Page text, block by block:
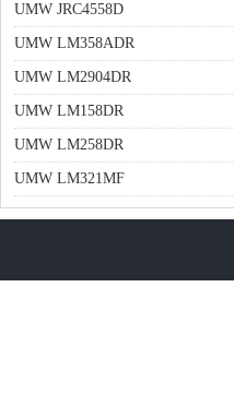
UMW JRC4558D
UMW LM358ADR
UMW LM2904DR
UMW LM158DR
UMW LM258DR
UMW LM321MF